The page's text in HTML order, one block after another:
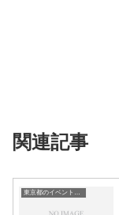
関連記事
東京都のイベント会場一覧